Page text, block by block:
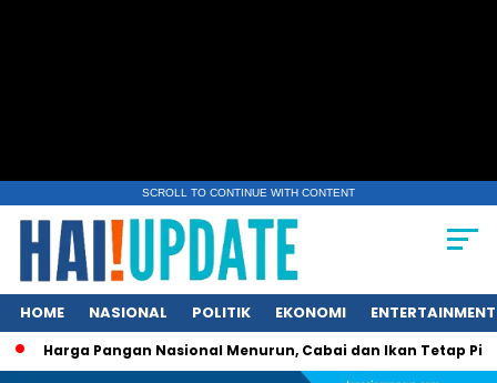
SCROLL TO CONTINUE WITH CONTENT
HOME NASIONAL POLITIK EKONOMI ENTERTAINMENT
Pangan Nasional Menurun, Cabai dan Ikan Tetap Picu